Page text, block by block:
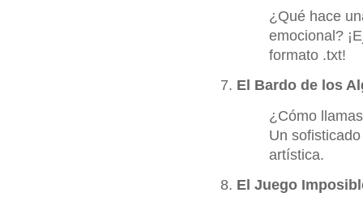
¿Qué hace
emocional?
formato .txt!
El Bardo de los
¿Cómo
Un
artística.
El Juego